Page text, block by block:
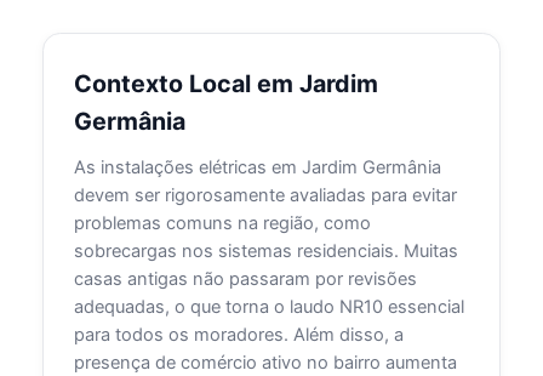
Contexto Local em Jardim
Germânia
As instalações elétricas em Jardim Germânia
devem ser rigorosamente avaliadas para evitar
problemas comuns na região, como
sobrecargas nos sistemas residenciais. Muitas
casas antigas não passaram por revisões
adequadas, o que torna o laudo NR10 essencial
para todos os moradores. Além disso, a
presença de comércio ativo no bairro aumenta